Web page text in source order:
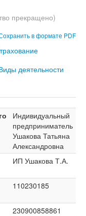
прекращено)
в формате PDF
деятельности
Индивидуальный
предприниматель
Ушакова Татьяна
Александровна
ИП Ушакова Т.А.
110230185
230900858861